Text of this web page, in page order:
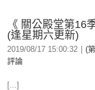
《 關公殿堂第16
(逢星期六更新)
2019/08/17 15:00:32 (
評論
[...]